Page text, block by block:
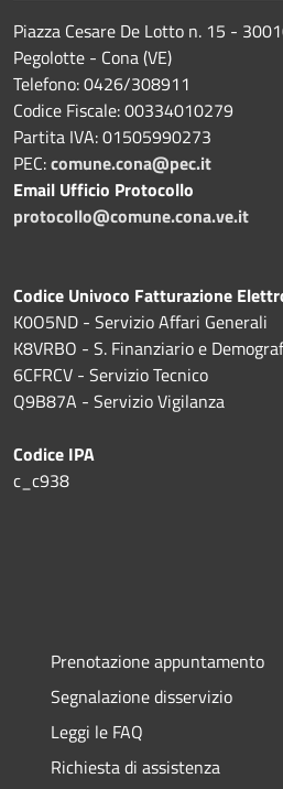
Piazza Cesare De Lotto n. 15 -
Pegolotte - Cona (VE)
Telefono: 0426/308911
Codice Fiscale: 00334010279
Partita IVA: 01505990273
PEC:comune.cona@pec.it
Email Ufficio Protocollo
protocollo@comune.cona.ve.it
Codice Univoco Fatturazione
K0O5ND - Servizio Affari Generali
K8VRBO - S. Finanziario e
6CFRCV - Servizio Tecnico
Q9B87A - Servizio Vigilanza
Codice IPA
c_c938
Prenotazione appuntamento
Segnalazione disservizio
Leggi le FAQ
Richiesta di assistenza